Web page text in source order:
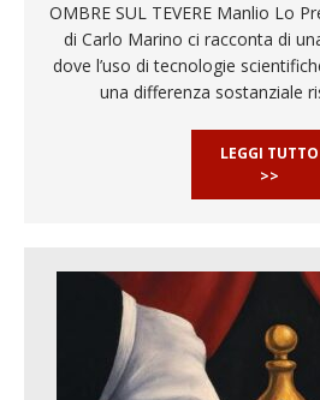
OMBRE SUL TEVERE Manlio Lo
di Carlo Marino ci racconta di
dove l’uso di tecnologie
una differenza sostanziale
LEGGI TUTTO
>>